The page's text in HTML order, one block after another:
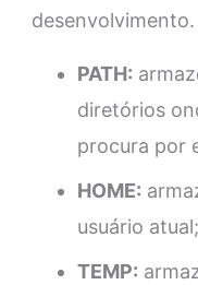
PATH:
diretórios
procura por
HOME:
usuário atual;
TEMP: